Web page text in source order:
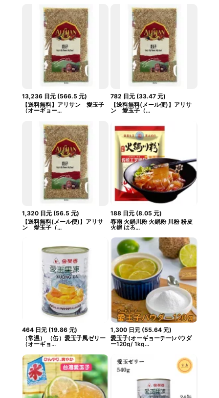
13,236 日元(566.5 元)
【送料無料】アリサン 愛玉子
（オーギョー...
782 日元 (33.47 元)
【送料無料(メール便)】アリサ
ン 愛玉子（...
1,320 日元(56.5 元)
【送料無料(メール便)】アリサ
ン 愛玉子（...
188 日元 (8.05 元)
春雨 火鍋川粉 火鍋粉 川粉 粉皮
火鍋 はる...
464 日元(19.86 元)
（常温） （缶）愛玉子風ゼリー
（オーギョ...
1,300 日元 (55.64 元)
愛玉子(オーギョーチー)パウダ
ー120g/ 1kg...